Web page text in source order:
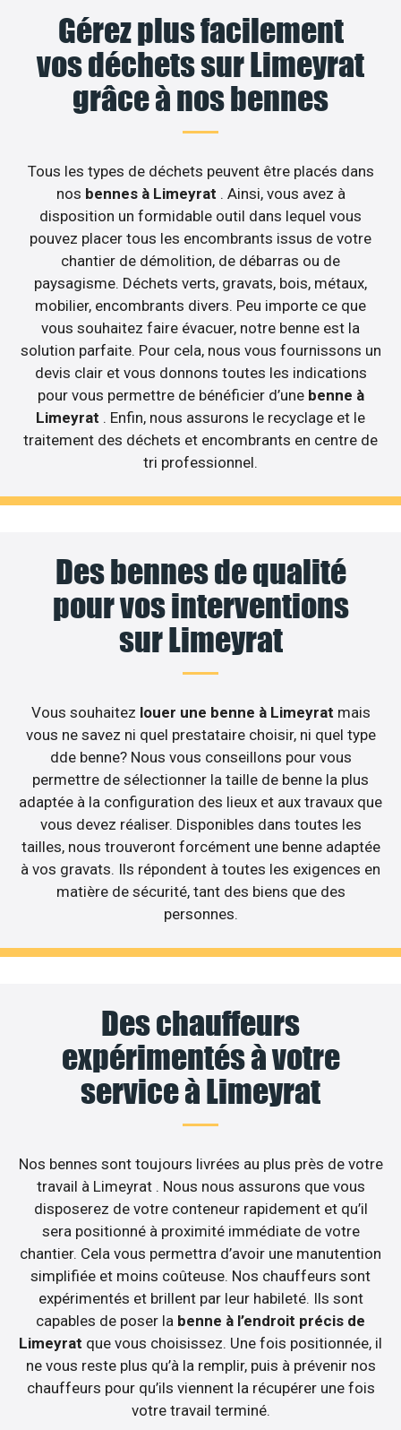
Gérez plus facilement
vos déchets sur Limeyrat
grâce à nos bennes
Tous les types de déchets peuvent être placés dans
nos bennes à Limeyrat . Ainsi, vous avez à
disposition un formidable outil dans lequel vous
pouvez placer tous les encombrants issus de votre
chantier de démolition, de débarras ou de
paysagisme. Déchets verts, gravats, bois, métaux,
mobilier, encombrants divers. Peu importe ce que
vous souhaitez faire évacuer, notre benne est la
solution parfaite. Pour cela, nous vous fournissons un
devis clair et vous donnons toutes les indications
pour vous permettre de bénéficier d’une benne à
Limeyrat . Enfin, nous assurons le recyclage et le
traitement des déchets et encombrants en centre de
tri professionnel.
Des bennes de qualité
pour vos interventions
sur Limeyrat
Vous souhaitez louer une benne à Limeyrat mais
vous ne savez ni quel prestataire choisir, ni quel type
dde benne? Nous vous conseillons pour vous
permettre de sélectionner la taille de benne la plus
adaptée à la configuration des lieux et aux travaux que
vous devez réaliser. Disponibles dans toutes les
tailles, nous trouveront forcément une benne adaptée
à vos gravats. Ils répondent à toutes les exigences en
matière de sécurité, tant des biens que des
personnes.
Des chauffeurs
expérimentés à votre
service à Limeyrat
Nos bennes sont toujours livrées au plus près de votre
travail à Limeyrat . Nous nous assurons que vous
disposerez de votre conteneur rapidement et qu’il
sera positionné à proximité immédiate de votre
chantier. Cela vous permettra d’avoir une manutention
simplifiée et moins coûteuse. Nos chauffeurs sont
expérimentés et brillent par leur habileté. Ils sont
capables de poser la benne à l’endroit précis de
Limeyrat que vous choisissez. Une fois positionnée, il
ne vous reste plus qu’à la remplir, puis à prévenir nos
chauffeurs pour qu’ils viennent la récupérer une fois
votre travail terminé.